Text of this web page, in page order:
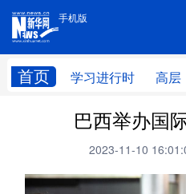
手机版
首页 学习进行时 高层
手机版
网站
学习进行时 高层
财经
台湾 思客智库
巴西举办国
2023-11-10